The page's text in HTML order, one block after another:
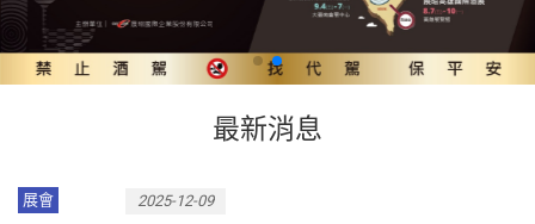
最新消息
展會 2025-12-09